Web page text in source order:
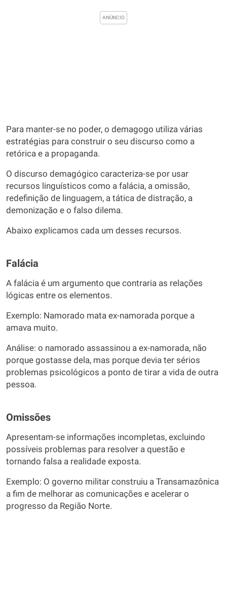
Para manter-se no poder, o demagogo utiliza várias
estratégias para construir o seu discurso como a
retórica e a propaganda.
O discurso demagógico caracteriza-se por usar
recursos linguísticos como a falácia, a omissão,
redefinição de linguagem, a tática de distração, a
demonização e o falso dilema.
Abaixo explicamos cada um desses recursos.
Falácia
A falácia é um argumento que contraria as relações
lógicas entre os elementos.
Exemplo: Namorado mata ex-namorada porque a
amava muito.
Análise: o namorado assassinou a ex-namorada, não
porque gostasse dela, mas porque devia ter sérios
problemas psicológicos a ponto de tirar a vida de outra
pessoa.
Omissões
Apresentam-se informações incompletas, excluindo
possíveis problemas para resolver a questão e
tornando falsa a realidade exposta.
Exemplo: O governo militar construiu a Transamazônica
a fim de melhorar as comunicações e acelerar o
progresso da Região Norte.